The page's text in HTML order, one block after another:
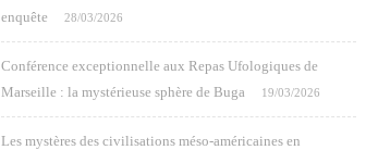
enquête
28/03/2026
Conférence exceptionnelle aux Repas Ufologiques de
Marseille : la mystérieuse sphère de Buga
19/03/2026
Les mystères des civilisations méso-américaines en